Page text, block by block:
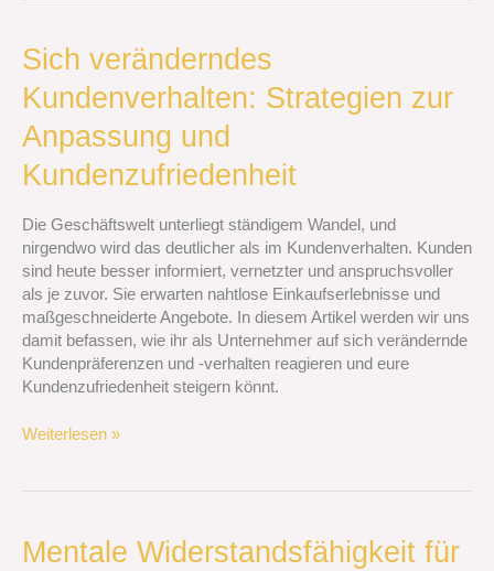
Sich veränderndes
Kundenverhalten: Strategien zur
Anpassung und
Kundenzufriedenheit
Die Geschäftswelt unterliegt ständigem Wandel, und
nirgendwo wird das deutlicher als im Kundenverhalten. Kunden
sind heute besser informiert, vernetzter und anspruchsvoller
als je zuvor. Sie erwarten nahtlose Einkaufserlebnisse und
maßgeschneiderte Angebote. In diesem Artikel werden wir uns
damit befassen, wie ihr als Unternehmer auf sich verändernde
Kundenpräferenzen und -verhalten reagieren und eure
Kundenzufriedenheit steigern könnt.
Sich
veränderndes
Kundenverhalten:
zur
Anpassung
und
Weiterlesen »
Mentale Widerstandsfähigkeit für
Mentale
Widerstandsfähigkeit